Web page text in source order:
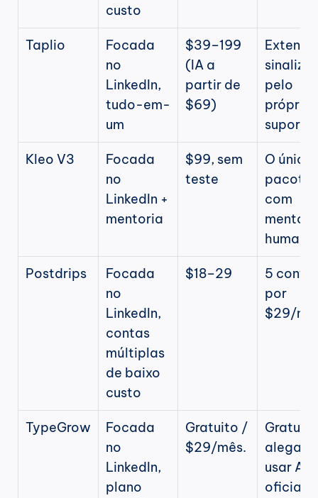
custo
Taplio
Focada
no
LinkedIn,
tudo-em-
um
$39–199
(IA a
partir de
$69)
pelo
próprio
suporte
Kleo V3
Focada
no
LinkedIn +
mentoria
$99, sem
teste
O único
pacote
com
humana
Postdrips
Focada
no
LinkedIn,
contas
múltiplas
de baixo
custo
$18–29
5
por
$29/
TypeGrow
Focada
no
LinkedIn,
plano
Gratuito /
$29/mês.
alega
usar API
oficial